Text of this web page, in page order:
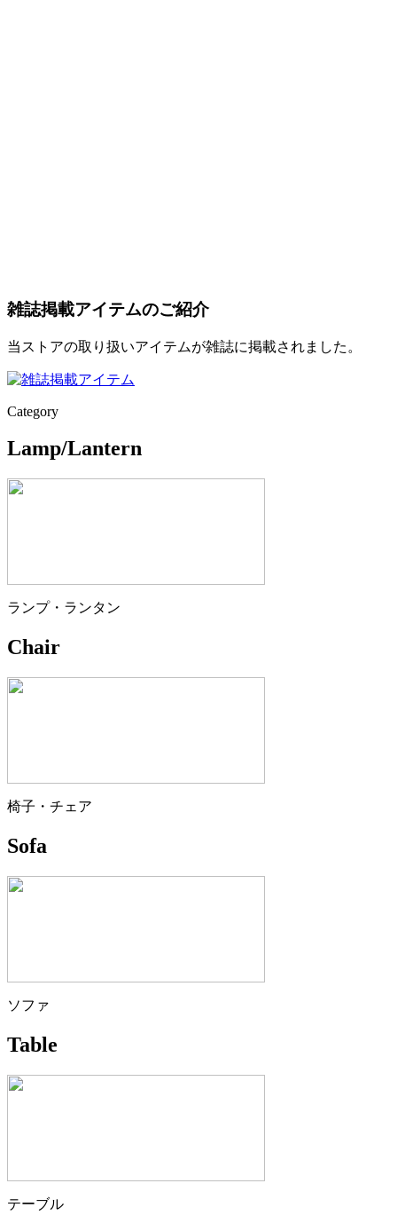
雑誌掲載アイテムのご紹介
当ストアの取り扱いアイテムが雑誌に掲載されました。
Category
Lamp/Lantern
ランプ・ランタン
Chair
椅子・チェア
Sofa
ソファ
Table
テーブル